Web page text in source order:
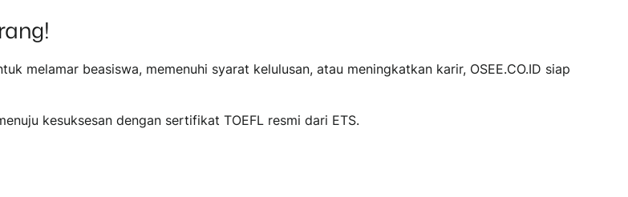
melamar beasiswa, memenuhi syarat kelulusan, atau meningkatkan karir, OSEE.CO.ID siap
kesuksesan dengan sertifikat TOEFL resmi dari ETS.